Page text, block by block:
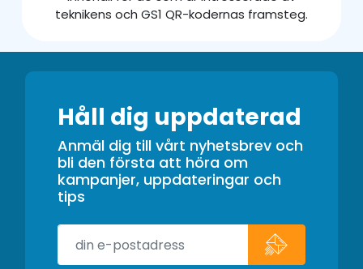
teknikens och GS1 QR-kodernas framsteg.
Håll dig uppdaterad
Anmäl dig till vårt nyhetsbrev och
bli den första att höra om
kampanjer, uppdateringar och
tips